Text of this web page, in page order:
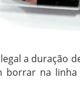
a duração
borrar na